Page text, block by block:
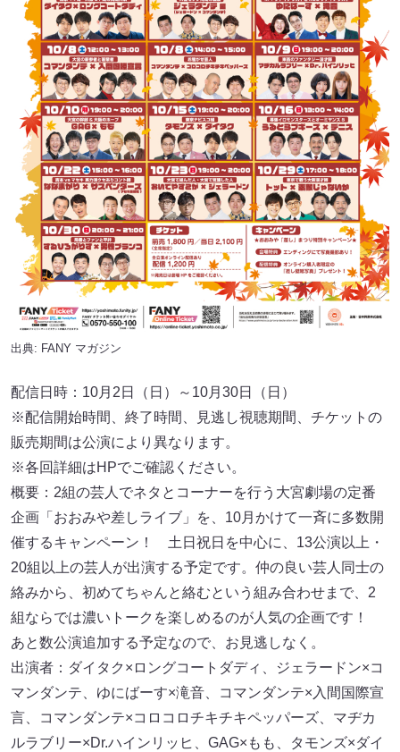
出典: FANY マガジン
配信日時：10月2日（日）～10月30日（日）
※配信開始時間、終了時間、見逃し視聴期間、チケットの
販売期間は公演により異なります。
※各回詳細はHPでご確認ください。
概要：2組の芸人でネタとコーナーを行う大宮劇場の定番
企画「おおみや差しライブ」を、10月かけて一斉に多数開
催するキャンペーン！ 土日祝日を中心に、13公演以上・
20組以上の芸人が出演する予定です。仲の良い芸人同士の
絡みから、初めてちゃんと絡むという組み合わせまで、2
組ならでは濃いトークを楽しめるのが人気の企画です！
あと数公演追加する予定なので、お見逃しなく。
出演者：ダイタク×ロングコートダディ、ジェラードン×コ
マンダンテ、ゆにばーす×滝音、コマンダンテ×入間国際宣
言、コマンダンテ×コロコロチキチキペッパーズ、マヂカ
ルラブリー×Dr.ハインリッヒ、GAG×もも、タモンズ×ダイ